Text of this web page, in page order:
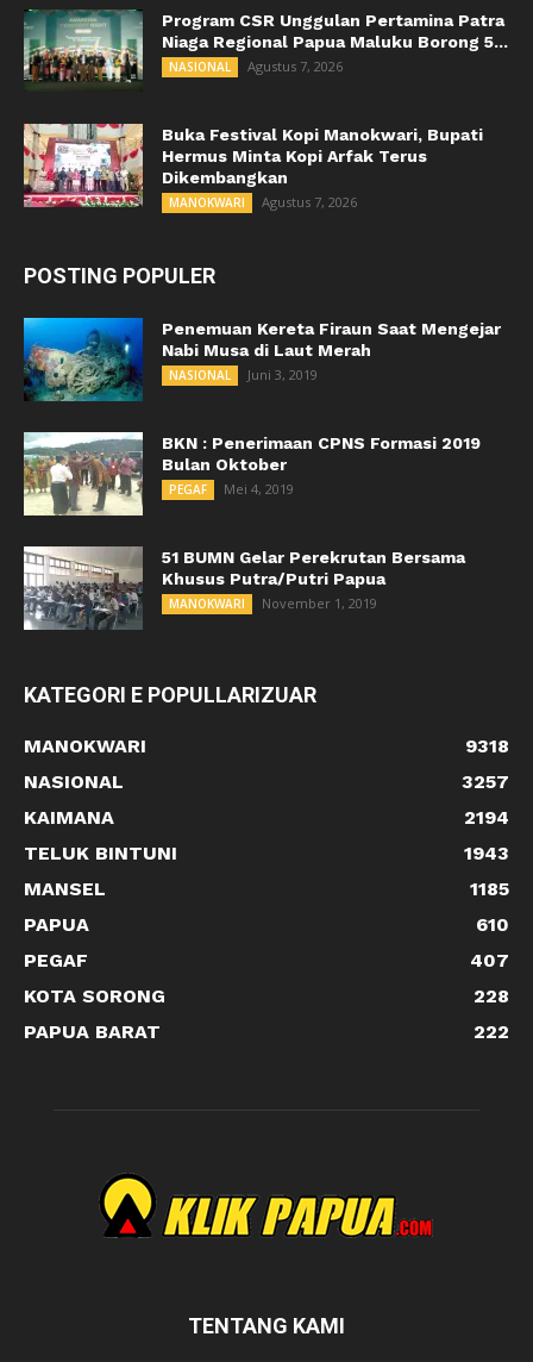
Program CSR Unggulan Pertamina Patra
Niaga Regional Papua Maluku Borong 5...
NASIONAL Agustus 7, 2026
Buka Festival Kopi Manokwari, Bupati
Hermus Minta Kopi Arfak Terus
Dikembangkan
MANOKWARI Agustus 7, 2026
POSTING POPULER
Penemuan Kereta Firaun Saat Mengejar
Nabi Musa di Laut Merah
NASIONAL Juni 3, 2019
BKN : Penerimaan CPNS Formasi 2019
Bulan Oktober
PEGAF Mei 4, 2019
51 BUMN Gelar Perekrutan Bersama
Khusus Putra/Putri Papua
MANOKWARI November 1, 2019
KATEGORI E POPULLARIZUAR
MANOKWARI
9318
NASIONAL
3257
KAIMANA
2194
TELUK BINTUNI
1943
MANSEL
1185
PAPUA
610
PEGAF
407
KOTA SORONG
228
PAPUA BARAT
222
TENTANG KAMI